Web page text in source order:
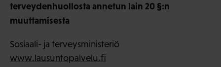
terveydenhuollosta annetun lain 20 §:n
muuttamisesta
Sosiaali- ja terveysministeriö
www.lausuntopalvelu.fi